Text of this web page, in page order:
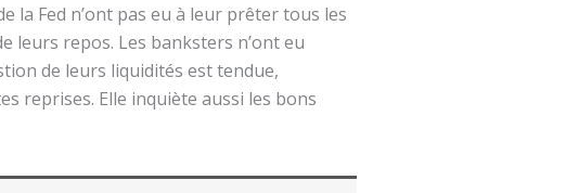
la Fed n’ont pas eu à leur prêter tous les
leurs repos. Les banksters n’ont eu
de leurs liquidités est tendue,
reprises. Elle inquiète aussi les bons